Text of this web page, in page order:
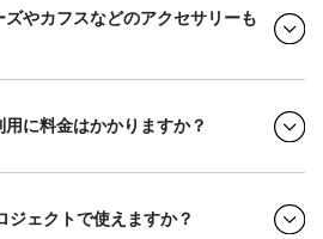
やカフスなどのアクセサリーも
に料金はかかりますか？
ェクトで使えますか？